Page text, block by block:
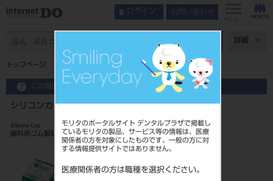
モリタのポータルサイト デンタルプラザで掲載し
ているモリタの製品、サービス等の情報は、医療
関係者の方を対象にしたものです。一般の方に対
する情報提供サイトではありません。
医療関係者の方は職種を選択ください。
ログイン お問い合わせ
メニュー
詳細
トップページ シリコンカップ CA 12入 M3（グリーン）
この商品に関するお問い合わせ
シリコンカップ CA 12入 M3（グリーン）
Silicone Cup
歯科用ゴム製研磨材
204320311G